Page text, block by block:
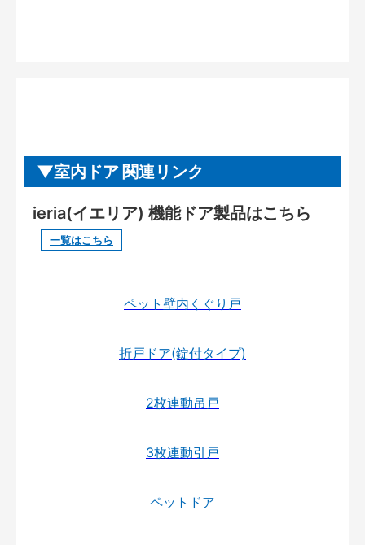
室内ドア 関連リンク
ieria(イエリア) 機能ドア製品はこちら
一覧はこちら
ペット壁内くぐり戸
折戸ドア(錠付タイプ)
2枚連動吊戸
3枚連動引戸
ペットドア